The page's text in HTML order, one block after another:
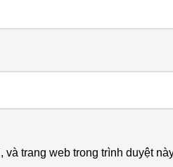
và trang web trong trình duyệt